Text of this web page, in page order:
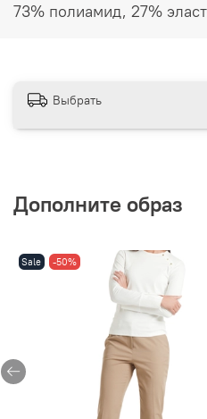
73% полиамид, 27%
Выбрать
Дополните образ
Sale -50%